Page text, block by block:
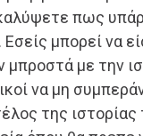
πως
μπορεί να
με την
να μη
της